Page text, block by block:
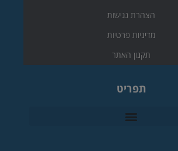
הצהרת נגישות
מדיניות פרטיות
תקנון האתר
תפריט